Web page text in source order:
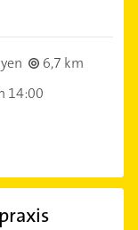
6,7 km
14:00